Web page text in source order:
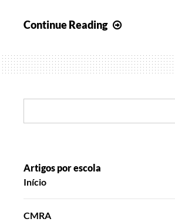
Continue Reading
entre
ilusões
fantasias
Artigos por escola
Início
CMRA